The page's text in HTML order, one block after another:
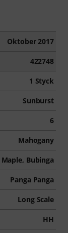
Oktober 2017
422748
1 Styck
Sunburst
6
Mahogany
Maple, Bubinga
Panga Panga
Long Scale
HH